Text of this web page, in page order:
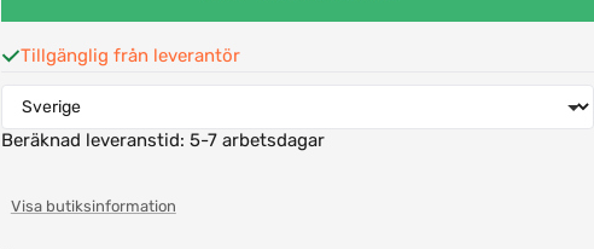
Tillgänglig från leverantör
Beräknad leveranstid: 5-7 arbetsdagar
Visa butiksinformation